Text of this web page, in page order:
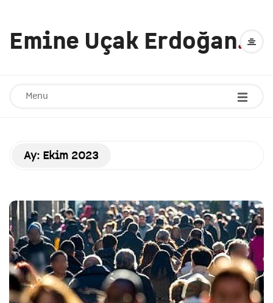
Emine Uçak Erdoğan.
Menu
Ay: Ekim 2023